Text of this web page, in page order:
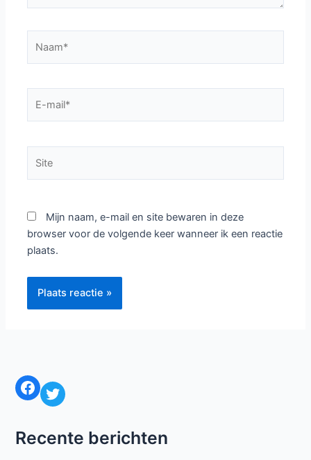
Mijn naam, e-mail en site bewaren in deze
browser voor de volgende keer wanneer ik een reactie
plaats.
Facebook Twitter
Recente berichten